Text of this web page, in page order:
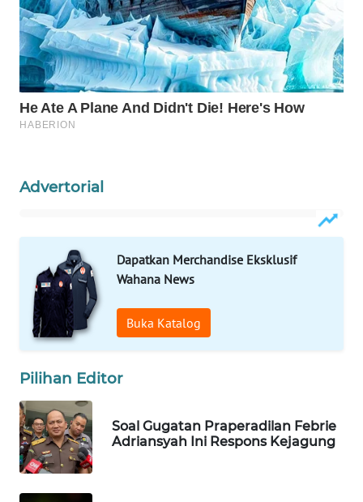
Advertorial
Dapatkan Merchandise Eksklusif
Wahana News
Buka Katalog
Pilihan Editor
Soal Gugatan Praperadilan Febrie
Adriansyah Ini Respons Kejagung
KONSUMEN
WAHANA
LISTRIK
WAHANA
TRAVEL
TV
ID
WAHANANEWS
CO ID
WAHANANEWS
NET
WAHANA
SPORT
WAHANA